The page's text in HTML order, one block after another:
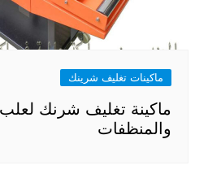
ماكينات تغليف شرينك
ماكينة تغليف شرنك لعلب
والمنظفات